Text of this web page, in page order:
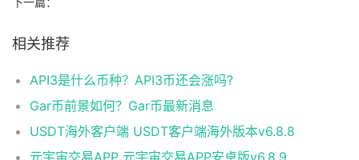
相关推荐
API3是什么币种？API3币还会涨吗?
Gar币前景如何？Gar币最新消息
USDT海外客户端 USDT客户端海外版本v6.8.8
元宇宙交易APP 元宇宙交易APP安卓版v6.8.9